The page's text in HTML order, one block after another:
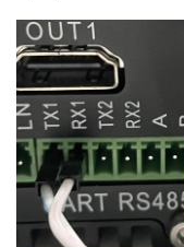
msh />list_mempool
mempool  block
-------- ----
msh />list_device
device
--------
pin      Pin
uart6
msh />